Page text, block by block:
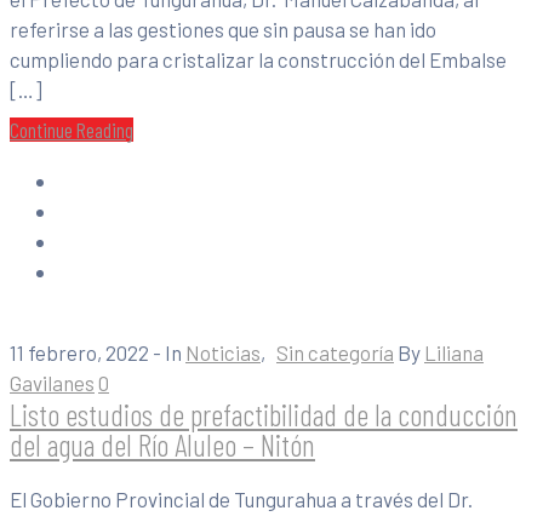
referirse a las gestiones que sin pausa se han ido
cumpliendo para cristalizar la construcción del Embalse
[…]
Continue Reading
11 febrero, 2022 - In Noticias‚ Sin categoría By Liliana
Gavilanes 0
Listo estudios de prefactibilidad de la conducción
del agua del Río Aluleo – Nitón
El Gobierno Provincial de Tungurahua a través del Dr.